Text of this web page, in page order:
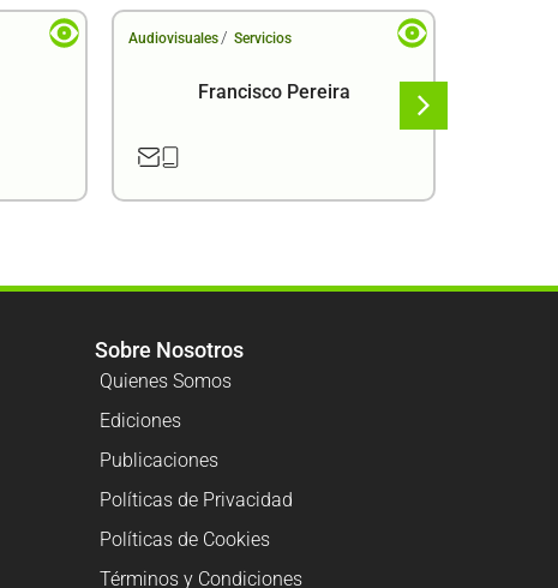
Audiovisuales / Servicios
Francisco Pereira
Sobre Nosotros
Quienes Somos
Ediciones
Publicaciones
Políticas de Privacidad
Políticas de Cookies
Términos y Condiciones